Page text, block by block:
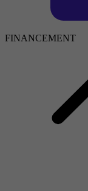
FINANCEMENT